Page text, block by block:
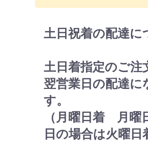
土日祝着の配達に
土日着指定のご注
翌営業日の配達に
す。
（月曜日着 月曜
日の場合は火曜日